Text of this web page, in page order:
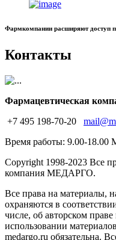
Фармкомпании расширяют доступ
Контакты
Фармацевтическая
+7 495 198-70-20
Время работы: 9.00-
Copyright 1998-2023 Все
компания МЕДАРГО.
Все права на материалы,
охраняются в
числе, об авторском
использовании
medargo.ru обязательна.